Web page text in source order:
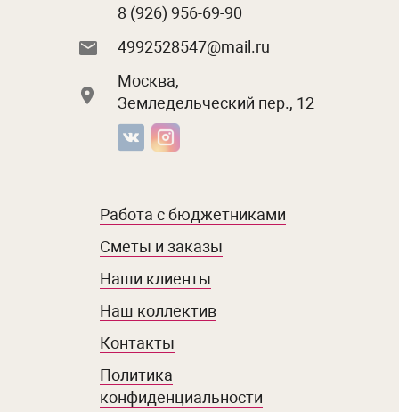
8 (926) 956-69-90
4992528547@mail.ru
Москва,
Земледельческий пер., 12
Работа с бюджетниками
Сметы и заказы
Наши клиенты
Наш коллектив
Контакты
Политика
конфиденциальности